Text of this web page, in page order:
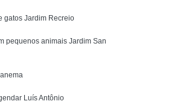
Veterinário Sumaré
gatos Jardim Recreio
pequenos animais Jardim San
Luís Antônio